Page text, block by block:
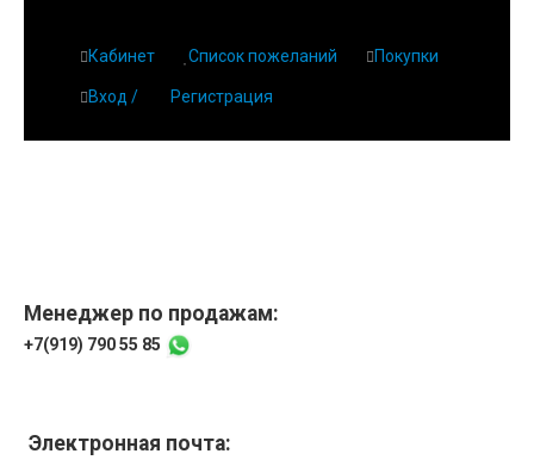
Кабинет Список пожеланий Покупки
Вход / Регистрация
Менеджер по продажам:
+7(919) 790 55 85
Электронная почта: